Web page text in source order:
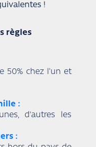
!
règles
50% chez l’un et
:
d'autres les
: